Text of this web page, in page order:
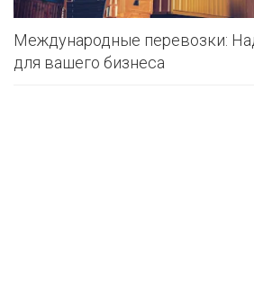
Международные перевозки:
для вашего бизнеса